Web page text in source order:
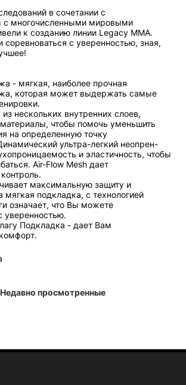
в сочетании с
с многочисленными мировыми
к созданию линии Legacy MMA.
соревноваться с уверенностью, зная,
- мягкая, наиболее прочная
которая может выдержать самые
нескольких внутренних слоев,
чтобы помочь уменьшить
на определенную точку
ультра-легкий неопрен-
и эластичность, чтобы
Air-Flow Mesh дает
максимальную защиту и
мягкая подкладка, с технологией
означает, что Вы можете
уверенностью.
Подкладка - дает Вам
Недавно просмотренные